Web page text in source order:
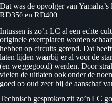
Dat was de opvolger van
RD350 en RD400
Intussen is zo’n LC al een echte
originele exemplaren worden
hebben op circuits gerend. Dat
laten lijden waarbij er al voor de
(en weggegooid) werden. Door
vielen de uitlaten ook onder de
goed op oud zeer bij de aanschaf
Technisch gesproken zit zo’n LC